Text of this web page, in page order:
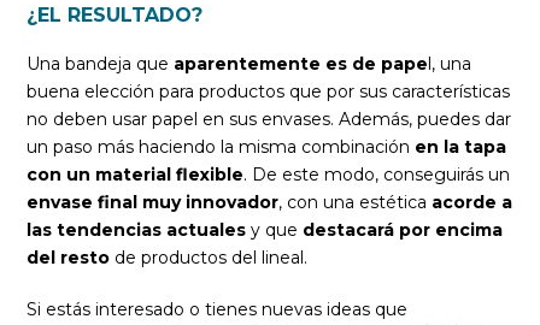
¿EL RESULTADO?
Una bandeja que aparentemente es de papel, una
buena elección para productos que por sus características
no deben usar papel en sus envases. Además, puedes dar
un paso más haciendo la misma combinación en la tapa
con un material flexible. De este modo, conseguirás un
envase final muy innovador, con una estética acorde a
las tendencias actuales y que destacará por encima
del resto de productos del lineal.
Si estás interesado o tienes nuevas ideas que